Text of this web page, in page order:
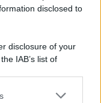
disclosed to
disclosure of your
IAB’s list of
us to third parties